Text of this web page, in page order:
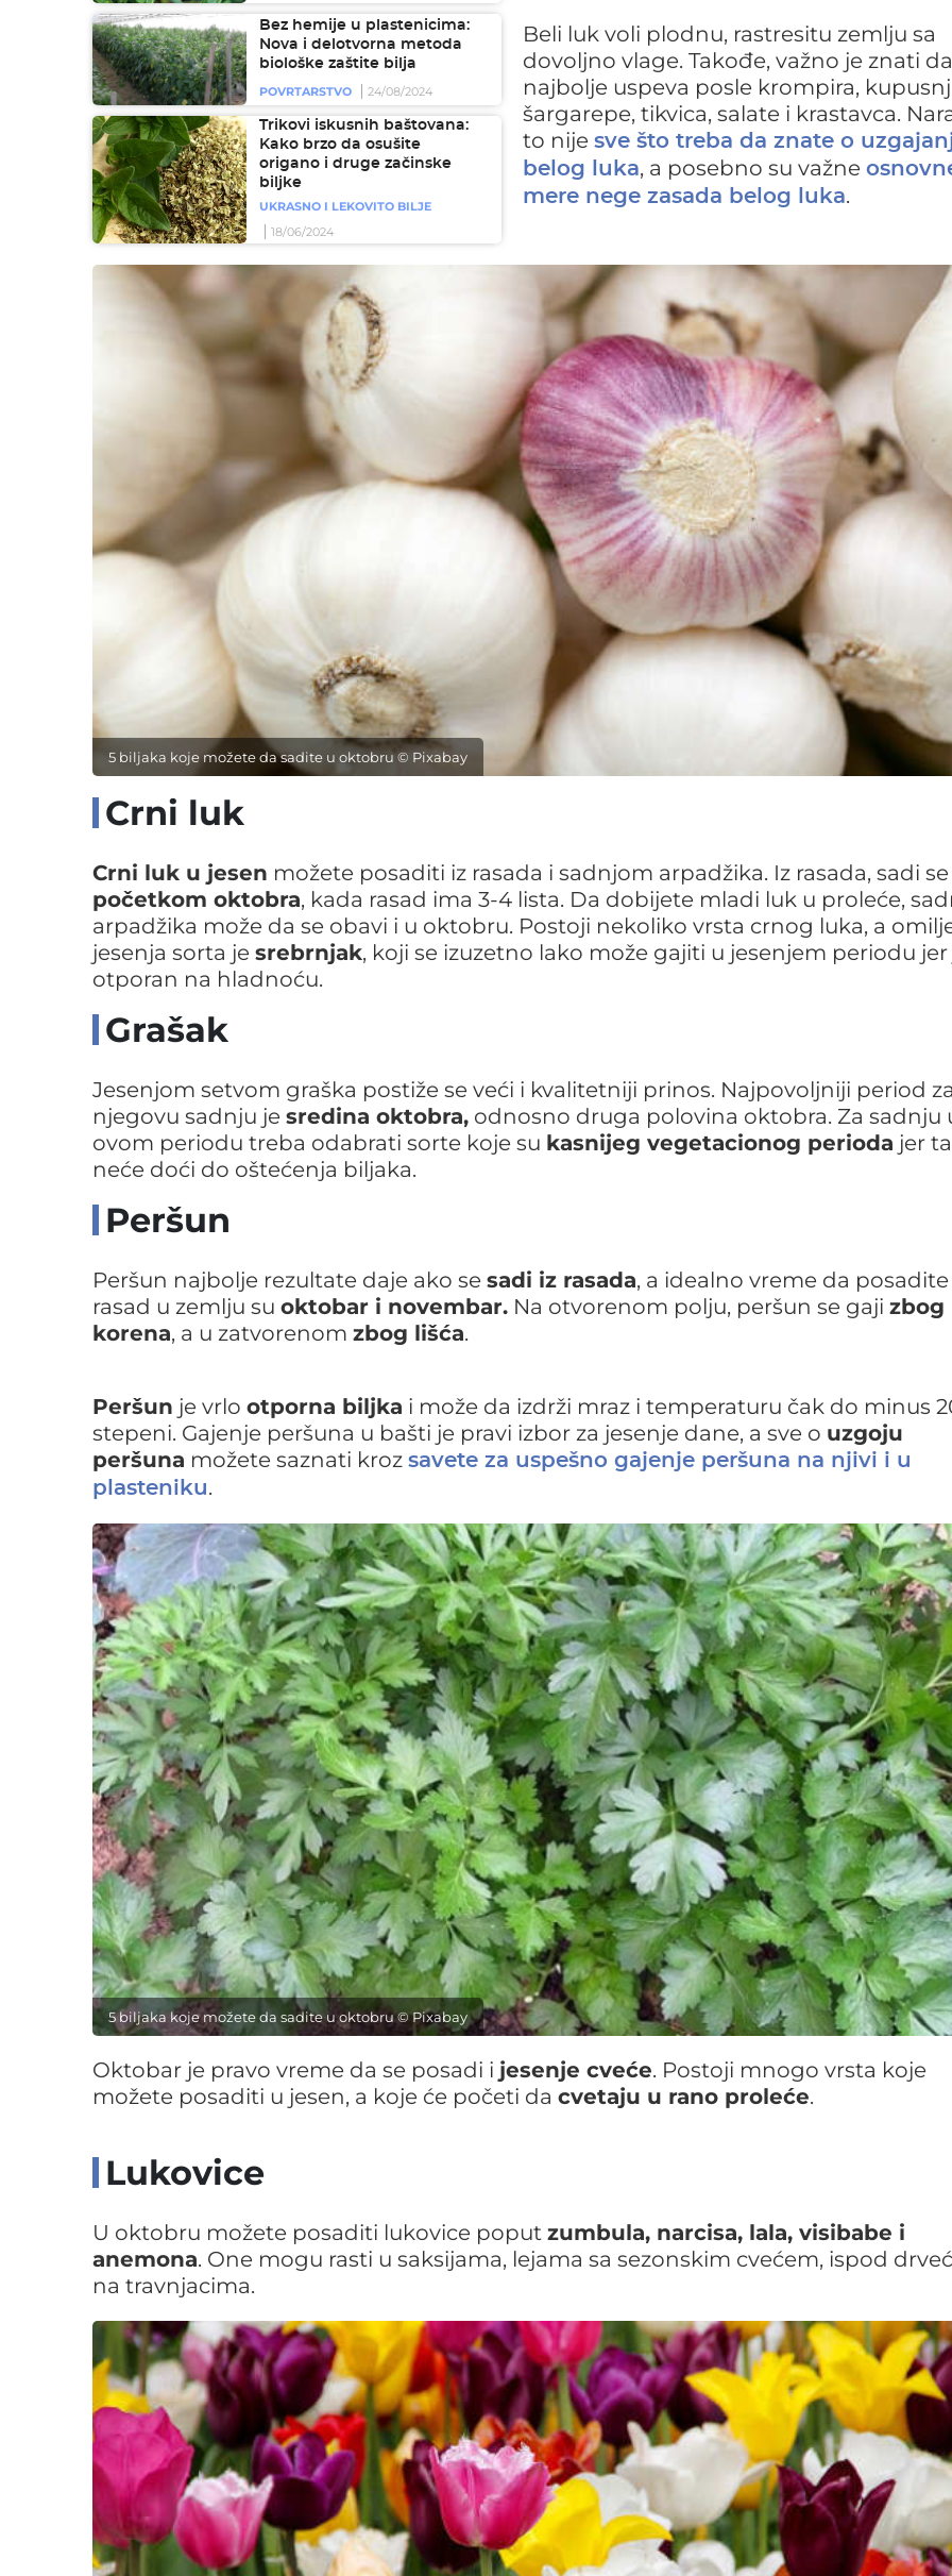
Bez hemije u plastenicima:
Nova i delotvorna metoda
biološke zaštite bilja
POVRTARSTVO
24/08/2024
Trikovi iskusnih baštovana:
Kako brzo da osušite
origano i druge začinske
biljke
UKRASNO I LEKOVITO BILJE
18/06/2024
Beli luk voli plodnu, rastresitu zemlju sa
dovoljno vlage. Takođe, važno je znati da
najbolje uspeva posle krompira,
šargarepe, tikvica, salate i krastavca.
to nije sve što treba da znate o
belog luka, a posebno su važne
mere nege zasada belog luka.
5 biljaka koje možete da sadite u oktobru © Pixabay
Crni luk
Crni luk u jesen možete posaditi iz rasada i sadnjom arpadžika. Iz rasada, sadi se
početkom oktobra, kada rasad ima 3-4 lista. Da dobijete mladi luk u proleće,
arpadžika može da se obavi i u oktobru. Postoji nekoliko vrsta crnog luka, a
jesenja sorta je srebrnjak, koji se izuzetno lako može gajiti u jesenjem periodu jer
otporan na hladnoću.
Grašak
Jesenjom setvom graška postiže se veći i kvalitetniji prinos. Najpovoljniji period
njegovu sadnju je sredina oktobra, odnosno druga polovina oktobra. Za sadnju
ovom periodu treba odabrati sorte koje su kasnijeg vegetacionog perioda jer
neće doći do oštećenja biljaka.
Peršun
Peršun najbolje rezultate daje ako se sadi iz rasada, a idealno vreme da posadite
rasad u zemlju su oktobar i novembar. Na otvorenom polju, peršun se gaji zbog
korena, a u zatvorenom zbog lišća.
Peršun je vrlo otporna biljka i može da izdrži mraz i temperaturu čak do minus
stepeni. Gajenje peršuna u bašti je pravi izbor za jesenje dane, a sve o uzgoju
peršuna možete saznati kroz savete za uspešno gajenje peršuna na njivi i u
plasteniku.
5 biljaka koje možete da sadite u oktobru © Pixabay
Oktobar je pravo vreme da se posadi i jesenje cveće. Postoji mnogo vrsta koje
možete posaditi u jesen, a koje će početi da cvetaju u rano proleće.
Lukovice
U oktobru možete posaditi lukovice poput zumbula, narcisa, lala, visibabe i
anemona. One mogu rasti u saksijama, lejama sa sezonskim cvećem, ispod
na travnjacima.